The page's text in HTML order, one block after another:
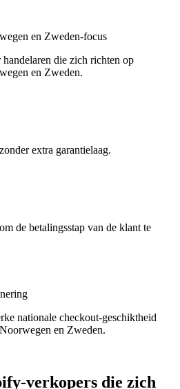
en Zweden-focus
die zich richten op
en Zweden.
extra garantielaag.
de betalingsstap van de klant te
nationale checkout-geschiktheid
en Zweden.
verkopers die zich